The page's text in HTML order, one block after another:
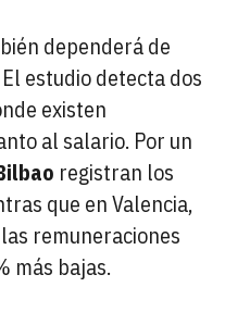
dependerá de
estudio detecta dos
existen
al salario. Por un
registran los
que en Valencia,
remuneraciones
más bajas.